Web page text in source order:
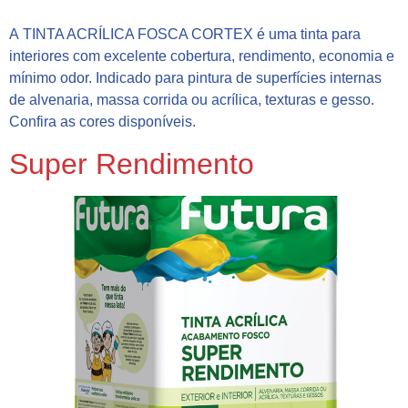
A TINTA ACRÍLICA FOSCA CORTEX é uma tinta para
interiores com excelente cobertura, rendimento, economia e
mínimo odor. Indicado para pintura de superfícies internas
de alvenaria, massa corrida ou acrílica, texturas e gesso.
Confira as cores disponíveis.
Super Rendimento